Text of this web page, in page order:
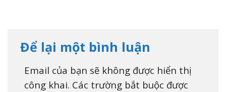
Để lại một bình luận
Email của bạn sẽ không được hiển thị
công khai. Các trường bắt buộc được